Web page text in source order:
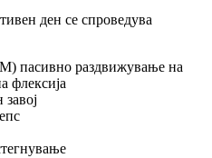
ден се спроведува
пасивно раздвижување на
флексија